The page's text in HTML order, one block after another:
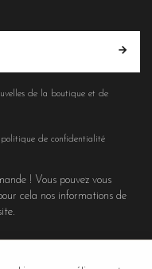
de la boutique et de
politique de confidentialité
! Vous pouvez vous
cela nos informations de